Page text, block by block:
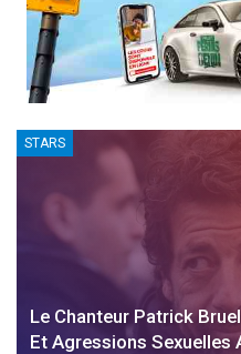
STARS
Le Chanteur Patrick
Et Agressions Sexuelles